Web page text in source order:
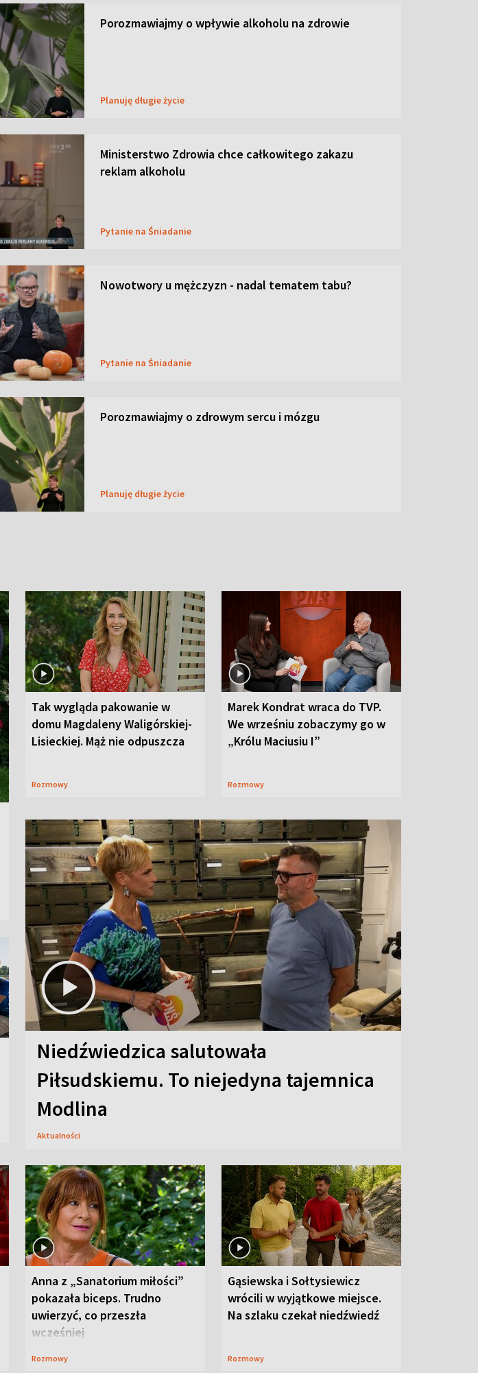
Porozmawiajmy o wpływie alkoholu na zdrowie
Planuję długie życie
Ministerstwo Zdrowia chce całkowitego zakazu
reklam alkoholu
Pytanie na Śniadanie
Nowotwory u mężczyzn - nadal tematem tabu?
Pytanie na Śniadanie
Porozmawiajmy o zdrowym sercu i mózgu
Planuję długie życie
Tak wygląda pakowanie w
domu Magdaleny Waligórskiej-
Lisieckiej. Mąż nie odpuszcza
Rozmowy
Marek Kondrat wraca do TVP.
We wrześniu zobaczymy go w
„Królu Maciusiu I”
Rozmowy
Niedźwiedzica salutowała
Piłsudskiemu. To niejedyna tajemnica
Modlina
Aktualności
Anna z „Sanatorium miłości”
pokazała biceps. Trudno
uwierzyć, co przeszła
wcześniej
Rozmowy
Gąsiewska i Sołtysiewicz
wrócili w wyjątkowe miejsce.
Na szlaku czekał niedźwiedź
Rozmowy